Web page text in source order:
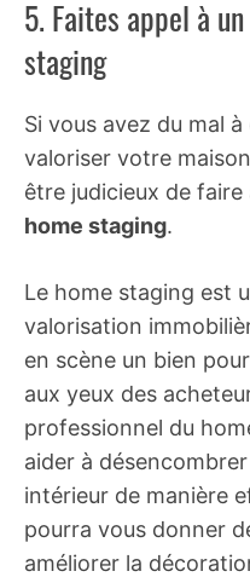
5. Faites appel à
staging
Si vous avez du mal
valoriser votre
être judicieux de
home staging.
Le home staging est
valorisation
en scène un bien
aux yeux des
professionnel du
aider à
intérieur de manière
pourra vous donner
améliorer la